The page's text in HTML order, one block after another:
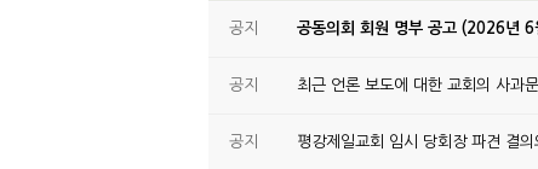
공지 공동의회 회원 명부 공고 (2026년
공지 최근 언론 보도에 대한 교회의 사과문
공지 평강제일교회 임시 당회장 파견 결의